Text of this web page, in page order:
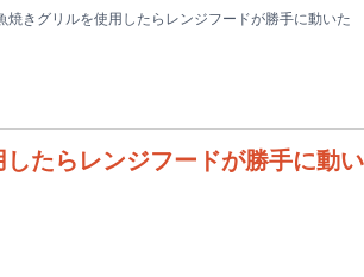
焼きグリルを使用したらレンジフードが勝手に動いた
たらレンジフードが勝手に動